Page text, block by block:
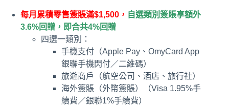
每月累積零售簽賬滿$1,500， 自選類別簽賬享額外
3.6%回贈，即合共4%回贈
四選一類別：
手機支付（Apple Pay、OmyCard App
銀聯手機閃付／二維碼）
旅遊商戶（航空公司、酒店、旅行社）
海外簽賬（外幣簽賬）（Visa 1.95%手
續費／銀聯1%手續費）